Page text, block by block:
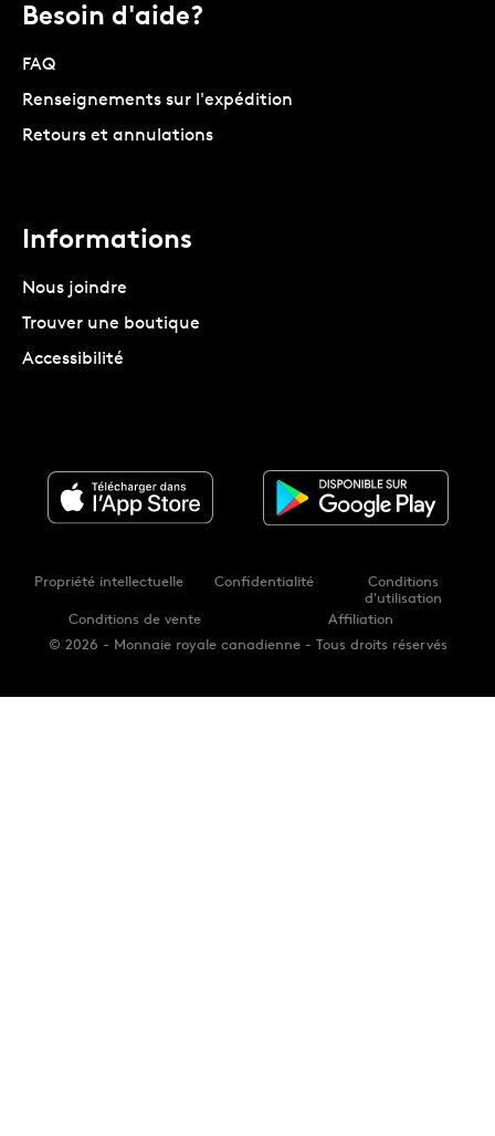
Besoin d'aide?
FAQ
Renseignements sur l'expédition
Retours et annulations
Informations
Nous joindre
Trouver une boutique
Accessibilité
© 2026 - Monnaie royale canadienne - Tous droits réservés
Propriété intellectuelle Confidentialité
Conditions
d'utilisation
Conditions de vente
Affiliation